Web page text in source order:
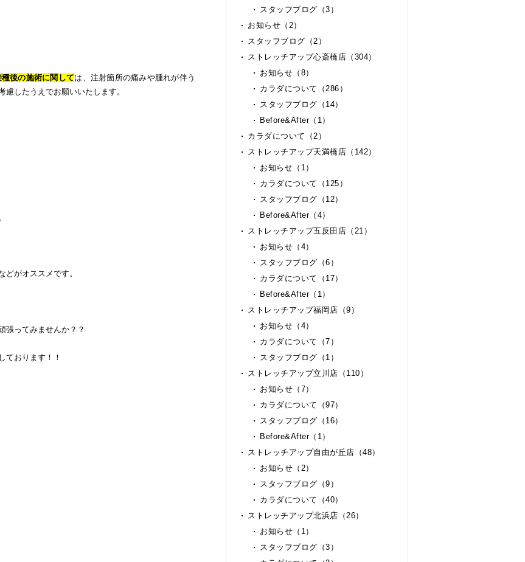
後の施術に関しては、注射箇所の痛みや腫れが伴う
したうえでお願いいたします。
どがオススメです。
張ってみませんか？？
ております！！
スタッフブログ（3）
お知らせ（2）
スタッフブログ（2）
ストレッチアップ心斎橋店（304）
お知らせ（8）
カラダについて（286）
スタッフブログ（14）
Before&After（1）
カラダについて（2）
ストレッチアップ天満橋店（142）
お知らせ（1）
カラダについて（125）
スタッフブログ（12）
Before&After（4）
ストレッチアップ五反田店（21）
お知らせ（4）
スタッフブログ（6）
カラダについて（17）
Before&After（1）
ストレッチアップ福岡店（9）
お知らせ（4）
カラダについて（7）
スタッフブログ（1）
ストレッチアップ立川店（110）
お知らせ（7）
カラダについて（97）
スタッフブログ（16）
Before&After（1）
ストレッチアップ自由が丘店（48）
お知らせ（2）
スタッフブログ（9）
カラダについて（40）
ストレッチアップ北浜店（26）
お知らせ（1）
スタッフブログ（3）